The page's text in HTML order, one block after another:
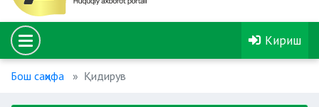
Кириш
Бош саҳифа Қидирув